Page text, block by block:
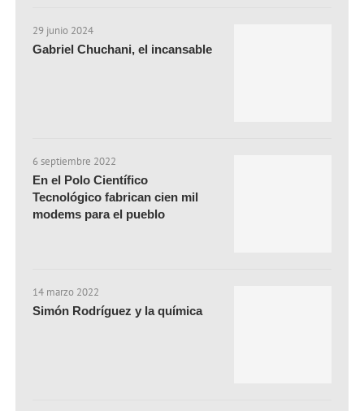
29 junio 2024
Gabriel Chuchani, el incansable
6 septiembre 2022
En el Polo Científico
Tecnológico fabrican cien mil
modems para el pueblo
14 marzo 2022
Simón Rodríguez y la química